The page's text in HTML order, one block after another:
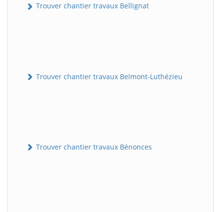
Trouver chantier travaux Bellignat
Trouver chantier travaux Belmont-Luthézieu
Trouver chantier travaux Bénonces